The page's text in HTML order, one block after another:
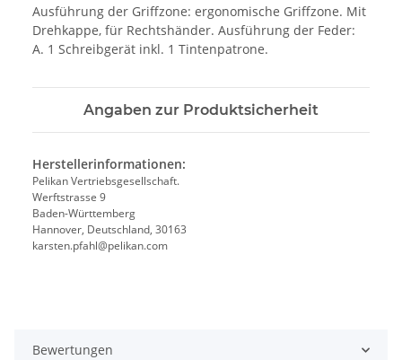
Ausführung der Griffzone: ergonomische Griffzone. Mit
Drehkappe, für Rechtshänder. Ausführung der Feder:
A. 1 Schreibgerät inkl. 1 Tintenpatrone.
Angaben zur Produktsicherheit
Herstellerinformationen:
Pelikan Vertriebsgesellschaft.
Werftstrasse 9
Baden-Württemberg
Hannover, Deutschland, 30163
karsten.pfahl@pelikan.com
Bewertungen